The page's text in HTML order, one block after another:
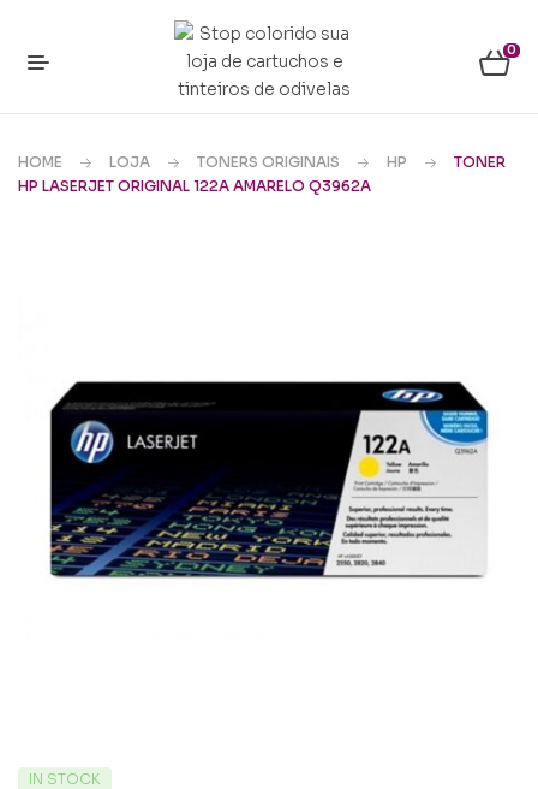
0
HOME LOJA TONERS ORIGINAIS HP
TONER
HP LASERJET ORIGINAL 122A AMARELO Q3962A
IN STOCK